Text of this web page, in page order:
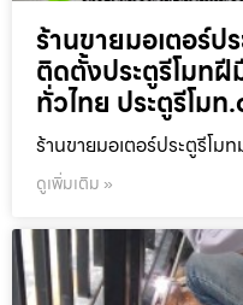
ร้านขายมอเตอร์ป
ติดตั้งประตูรีโมท
ทั่วไทย ประตูรีโม
ร้านขายมอเตอร์ประตูรีโม
ดูเพิ่มเติม »